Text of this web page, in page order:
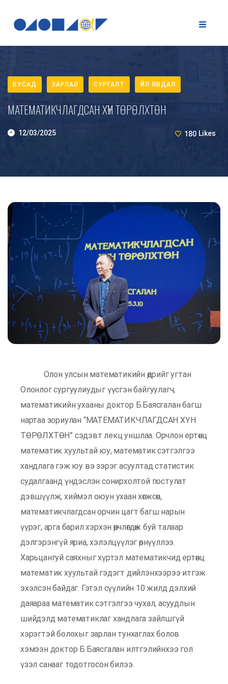
БУСАД ЗАРЛАЛ СУРГАЛТ ҮЙЛ ЯВДАЛ
МАТЕМАТИКЧЛАГДСАН ХҮН ТӨРӨЛХТӨН
12/03/2025 180 Likes
Олон улсын математикийн өдрийг угтан
Олонлог сургуулиудыг үүсгэн байгуулагч,
математикийн ухааны доктор Б.Баясгалан багш
нартаа зориулан “МАТЕМАТИКЧЛАГДСАН ХҮН
ТӨРӨЛХТӨН” сэдэвт лекц уншлаа. Орчлон ертөнц
математик хуультай юу, математик сэтгэлгээ
хандлага гэж юу вэ зэрэг асуултад статистик
судалгаанд үндэслэн сонирхолтой постулат
дэвшүүлж, хиймэл оюун ухаан хөгжсөн,
математикчлагдсан орчин цагт багш нарын
үүрэг, арга барил хэрхэн өөрчлөгдөж буй талаар
дэлгэрэнгүй яриа, хэлэлцүүлэг өрнүүллээ.
Харьцангуй саяхныг хүртэл математикчид ертөнц
математик хуультай гэдэгт дийлэнхээрээ итгэж
эхэлсэн байдаг. Гэтэл сүүлийн 10 жилд дэлхий
даяараа математик сэтгэлгээ чухал, асуудлын
шийдэлд математиклаг хандлага зайлшгүй
хэрэгтэй болохыг зарлан тунхаглах болов
хэмээн доктор Б.Баясгалан илтгэлийнхээ гол
үзэл санааг тодотгосон билээ.